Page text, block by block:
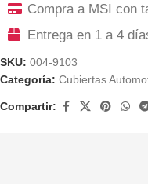
Compra a MSI con
Entrega en 1 a 4
SKU: 004-9103
Categoría: Cubiertas
Compartir: